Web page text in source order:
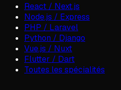
React / Next.js
Node.js / Express
PHP / Laravel
Python / Django
Vue.js / Nuxt
Flutter / Dart
Toutes les spécialités